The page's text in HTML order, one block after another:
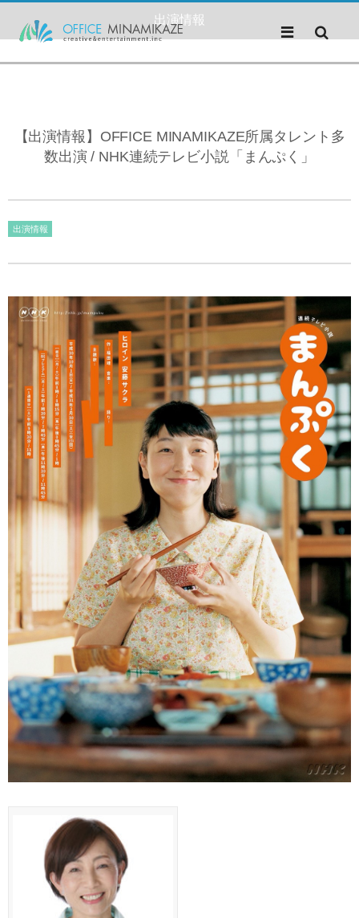
出演情報
【出演情報】OFFICE MINAMIKAZE所属タレント多
数出演 / NHK連続テレビ小説「まんぷく」
出演情報